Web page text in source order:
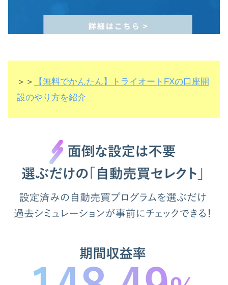
＞＞
【無料でかんたん】トライオートFXの口座開
設のやり方を紹介